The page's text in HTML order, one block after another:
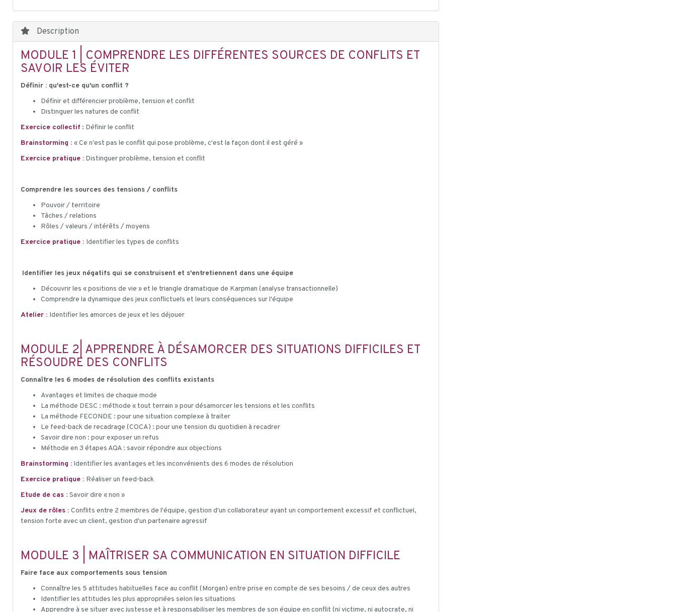
Description
MODULE 1 | COMPRENDRE LES DIFFÉRENTES SOURCES DE CONFLITS ET
SAVOIR LES ÉVITER
Définir : qu'est-ce qu'un conflit ?
Définir et différencier problème, tension et conflit
Distinguer les natures de conflit
Exercice collectif : Définir le conflit
Brainstorming : « Ce n'est pas le conflit qui pose problème, c'est la façon dont il est géré »
Exercice pratique : Distinguer problème, tension et conflit
Comprendre les sources des tensions / conflits
Pouvoir / territoire
Tâches / relations
Rôles / valeurs / intérêts / moyens
Exercice pratique : Identifier les types de conflits
Identifier les jeux négatifs qui se construisent et s'entretiennent dans une équipe
Découvrir les « positions de vie » et le triangle dramatique de Karpman (analyse transactionnelle)
Comprendre la dynamique des jeux conflictuels et leurs conséquences sur l'équipe
Atelier : Identifier les amorces de jeux et les déjouer
MODULE 2| APPRENDRE À DÉSAMORCER DES SITUATIONS DIFFICILES ET
RÉSOUDRE DES CONFLITS
Connaître les 6 modes de résolution des conflits existants
Avantages et limites de chaque mode
La méthode DESC : méthode « tout terrain » pour désamorcer les tensions et les conflits
La méthode FECONDE : pour une situation complexe à traiter
Le feed-back de recadrage (COCA) : pour une tension du quotidien à recadrer
Savoir dire non : pour exposer un refus
Méthode en 3 étapes AQA : savoir répondre aux objections
Brainstorming : Identifier les avantages et les inconvénients des 6 modes de résolution
Exercice pratique : Réaliser un feed-back
Etude de cas : Savoir dire « non »
Jeux de rôles : Conflits entre 2 membres de l'équipe, gestion d'un collaborateur ayant un comportement excessif et conflictuel,
tension forte avec un client, gestion d'un partenaire agressif
MODULE 3 | MAÎTRISER SA COMMUNICATION EN SITUATION DIFFICILE
Faire face aux comportements sous tension
Connaître les 5 attitudes habituelles face au conflit (Morgan) entre prise en compte de ses besoins / de ceux des autres
Identifier les attitudes les plus appropriées selon les situations
Apprendre à se situer avec justesse et à responsabiliser les membres de son équipe en conflit (ni victime, ni autocrate, ni